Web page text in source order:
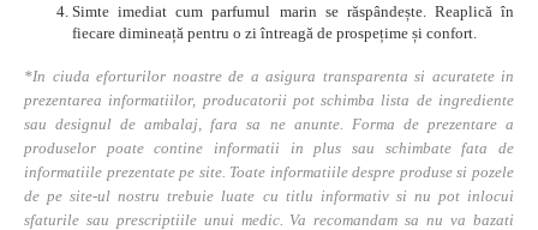
Simte imediat cum parfumul marin se răspândește. Reaplică în
fiecare dimineață pentru o zi întreagă de prospețime și confort.
*In ciuda eforturilor noastre de a asigura transparenta si acuratete in
prezentarea informatiilor, producatorii pot schimba lista de ingrediente
sau designul de ambalaj, fara sa ne anunte. Forma de prezentare a
produselor poate contine informatii in plus sau schimbate fata de
informatiile prezentate pe site. Toate informatiile despre produse si pozele
de pe site-ul nostru trebuie luate cu titlu informativ si nu pot inlocui
sfaturile sau prescriptiile unui medic. Va recomandam sa nu va bazati